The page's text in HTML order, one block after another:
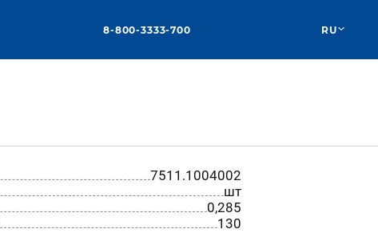
8-800-3333-700 RU
7511.1004002
шт
0,285
130